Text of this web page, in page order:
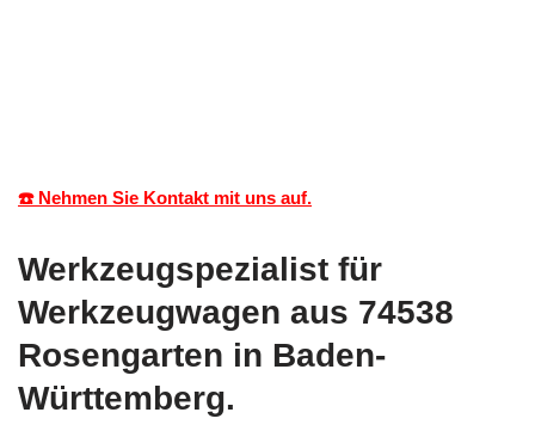
☎️ Nehmen Sie Kontakt mit uns auf.
Werkzeugspezialist für
Werkzeugwagen aus 74538
Rosengarten in Baden-
Württemberg.